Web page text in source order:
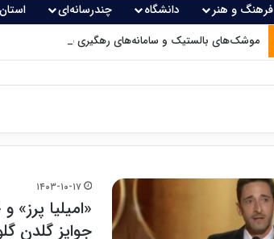
فرهنگ و هنر دانشگاه چندرسانه‌ای
موشک‌های بالستیک و سامانه‌های رهگیری پدافندی چگونه کار
۱۴۰۳-۱۰-۱۷
«امیلیا پرز»
جوایز گلدن